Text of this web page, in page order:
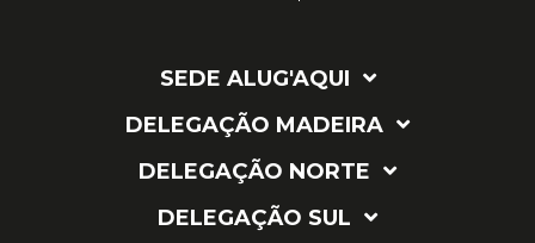
SEDE ALUG'AQUI
DELEGAÇÃO MADEIRA
DELEGAÇÃO NORTE
DELEGAÇÃO SUL